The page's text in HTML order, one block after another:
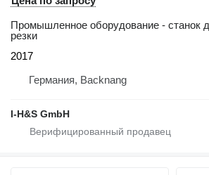
Промышленное оборудование - станок
резки
2017
Германия, Backnang
I-H&S GmbH